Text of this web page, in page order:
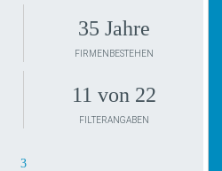
35 Jahre
FIRMENBESTEHEN
11 von 22
FILTERANGABEN
3